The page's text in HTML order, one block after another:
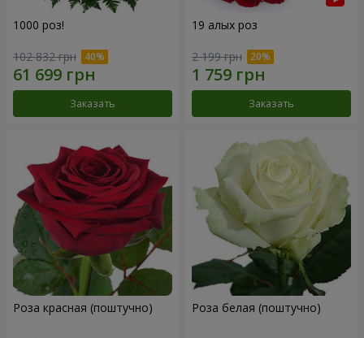
1000 роз!
102 832 грн
Заказать
19 алых роз
2 199 грн
Заказать
Роза красная (поштучно) Роза белая (поштучно)